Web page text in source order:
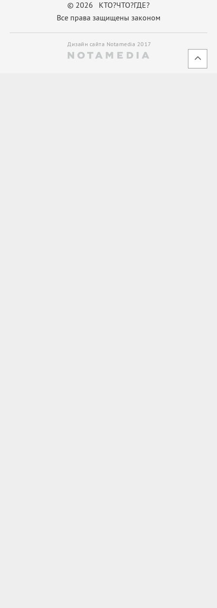
© 2026 КТО?ЧТО?ГДЕ?
Все права защищены законом
Дизайн сайта Notamedia 2017